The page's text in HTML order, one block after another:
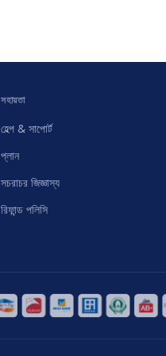
সহায়তা
হেল্প & সাপোর্ট
প্লান
সচরাচর জিজ্ঞাস্য
রিফান্ড পলিসি